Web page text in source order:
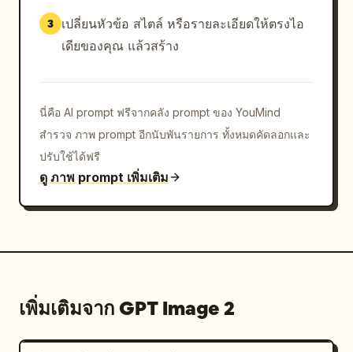
3
เปลี่ยนหัวข้อ สไตล์ หรือรายละเอียดให้ตรงไอ
เดียของคุณ แล้วสร้าง
นี่คือ AI prompt ฟรีจากคลัง prompt ของ YouMind
สำรวจ ภาพ prompt อีกนับพันรายการ ทั้งหมดคัดลอกและ
ปรับใช้ได้ฟรี
ดู ภาพ prompt เพิ่มเติม
เพิ่มเติมจาก GPT Image 2